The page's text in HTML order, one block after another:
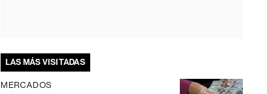
LAS MÁS VISITADAS
MERCADOS